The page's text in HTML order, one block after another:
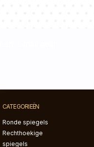
CATEGORIEËN
Ronde spiegels
Rechthoekige
spiegels